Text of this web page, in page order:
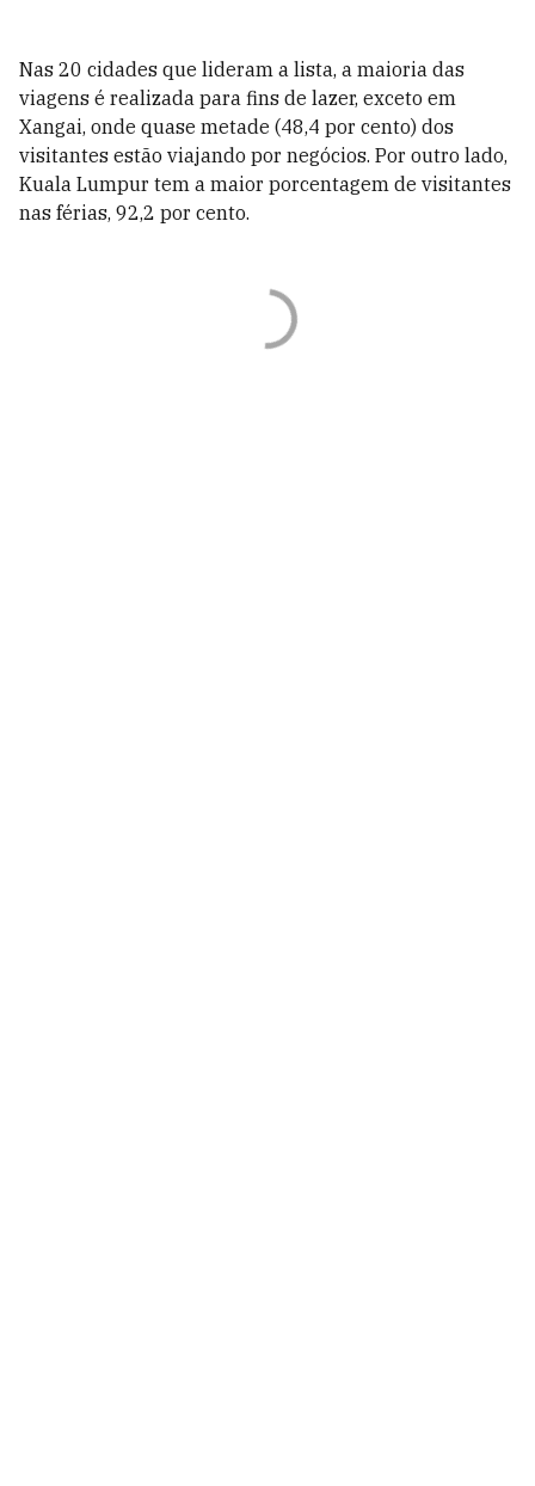
Nas 20 cidades que lideram a lista, a maioria das
viagens é realizada para fins de lazer, exceto em
Xangai, onde quase metade (48,4 por cento) dos
visitantes estão viajando por negócios. Por outro lado,
Kuala Lumpur tem a maior porcentagem de visitantes
nas férias, 92,2 por cento.